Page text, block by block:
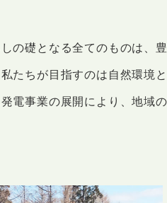
の礎となる全てのものは、
たちが目指すのは自然環境
電事業の展開により、地域